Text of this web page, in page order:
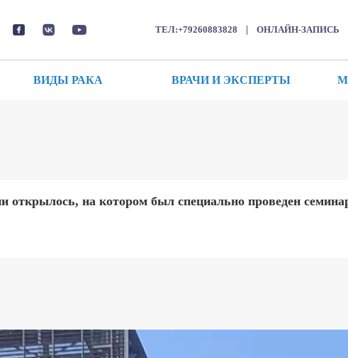
ТЕЛ:+79260883828 ОНЛАЙН-ЗАПИСЬ
ВИДЫ РАКА ВРАЧИ И ЭКСПЕРТЫ
открылось, на котором был специально проведен